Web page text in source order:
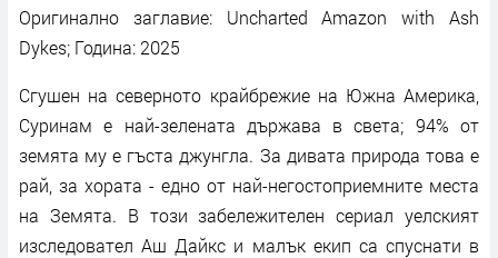
Оригинално заглавие: Uncharted Amazon with Ash
Dykes; Година: 2025
Сгушен на северното крайбрежие на Южна Америка,
Суринам е най-зелената държава в света; 94% от
земята му е гъста джунгла. За дивата природа това е
рай, за хората - едно от най-негостоприемните места
на Земята. В този забележителен сериал уелският
изследовател Аш Дайкс и малък екип са спуснати в